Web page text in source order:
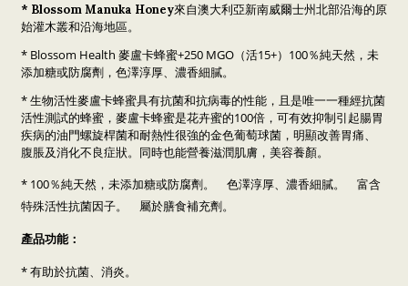
* Blossom Manuka Honey來自澳大利亞新南威爾士州北部沿海的原
始灌木叢和沿海地區。
* Blossom Health 麥盧卡蜂蜜+250 MGO（活15+）100％純天然，未
添加糖或防腐劑，色澤淳厚、濃香細膩。
* 生物活性麥盧卡蜂蜜具有抗菌和抗病毒的性能，且是唯一一種經抗菌
活性測試的蜂蜜，麥盧卡蜂蜜是花卉蜜的100倍，可有效抑制引起腸胃
疾病的油門螺旋桿菌和耐熱性很強的金色葡萄球菌，明顯改善胃痛、
腹脹及消化不良症狀。同時也能營養滋潤肌膚，美容養顏。
* 100％純天然，未添加糖或防腐劑。 色澤淳厚、濃香細膩。 富含
特殊活性抗菌因子。 屬於膳食補充劑。
產品功能：
* 有助於抗菌、消炎。